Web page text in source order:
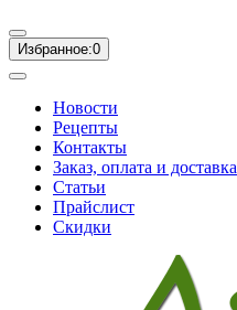
Избранное:0
Новости
Рецепты
Контакты
Заказ, оплата и доставка
Статьи
Прайслист
Скидки